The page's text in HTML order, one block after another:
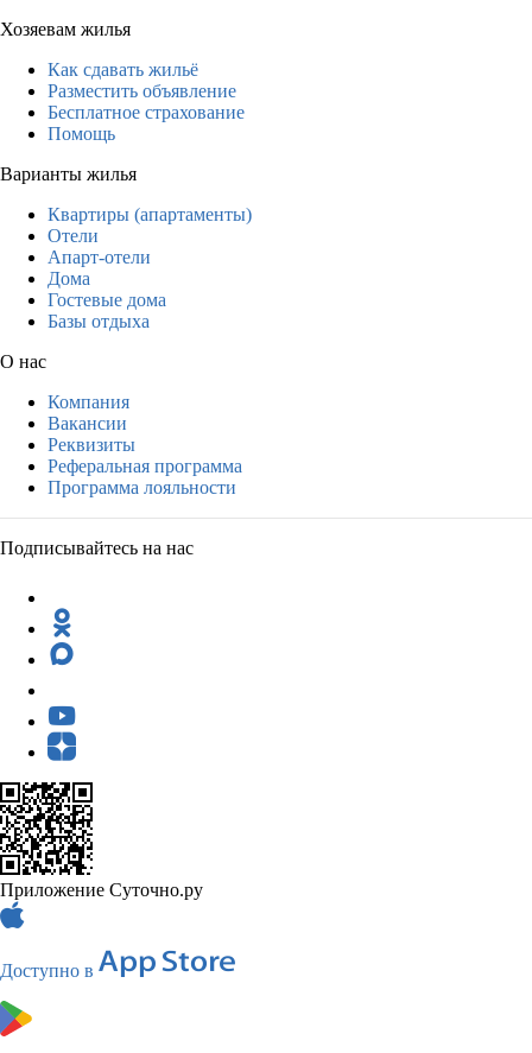
Хозяевам жилья
Как сдавать жильё
Разместить объявление
Бесплатное страхование
Помощь
Варианты жилья
Квартиры (апартаменты)
Отели
Апарт-отели
Дома
Гостевые дома
Базы отдыха
О нас
Компания
Вакансии
Реквизиты
Реферальная программа
Программа лояльности
Подписывайтесь на нас
Приложение Суточно.ру
Доступно в